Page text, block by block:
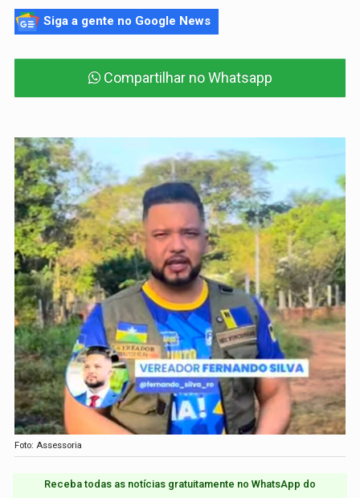
Siga a gente no Google News
Compartilhar no Whatsapp
Foto: Assessoria
Receba todas as notícias gratuitamente no WhatsApp do